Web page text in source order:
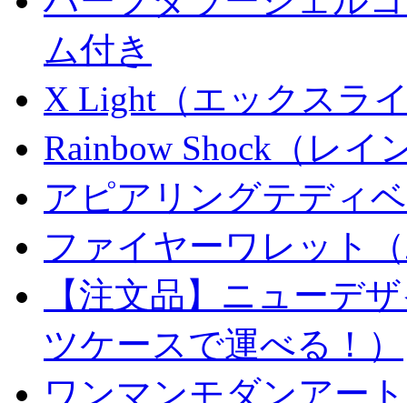
ム付き
X Light（エックスラ
Rainbow Shock（レイ
アピアリングテディ
ファイヤーワレット
【注文品】ニューデ
ツケースで運べる！）
ワンマンモダンアート